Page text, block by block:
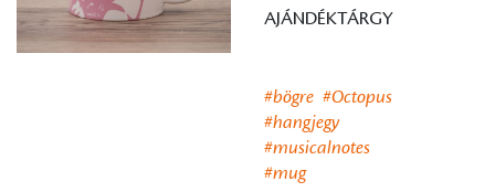
AJÁNDÉKTÁRGY
#bögre #Octopus
#hangjegy
#musicalnotes
#mug